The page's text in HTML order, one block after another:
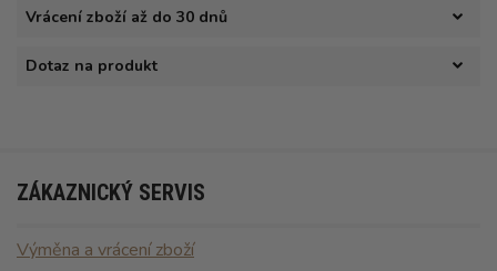
Vrácení zboží až do 30 dnů
Dotaz na produkt
ZÁKAZNICKÝ SERVIS
Výměna a vrácení zboží